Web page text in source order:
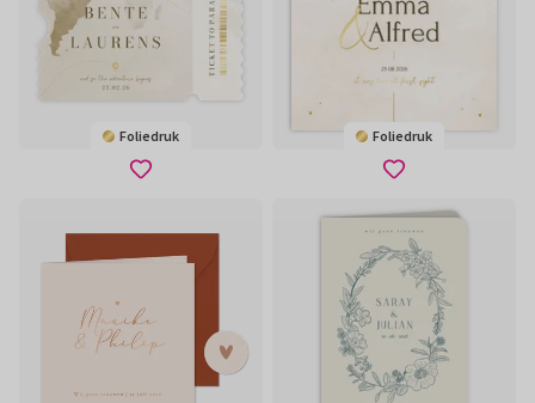
Foliedruk Foliedruk